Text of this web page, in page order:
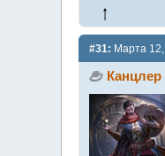
#31: Марта
Канцлер